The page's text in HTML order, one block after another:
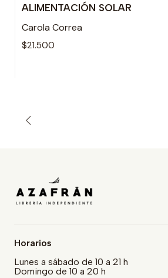
ALIMENTACIÓN SOLAR
Carola Correa
$21.500
Horarios
Lunes a sábado de 10 a 21 h
Domingo de 10 a 20 h